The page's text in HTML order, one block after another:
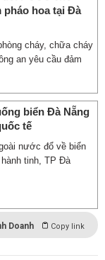
hoa tại Đà
cháy, chữa cháy
an yêu cầu đảm
biển Đà Nẵng
tế
nước đổ về biển
tinh, TP Đà
Doanh Copy link